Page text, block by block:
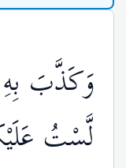
وَكَذَّبَ
لَّسْتُ